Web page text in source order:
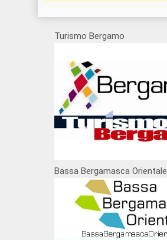
Turismo Bergamo
Bassa Bergamasca Orientale